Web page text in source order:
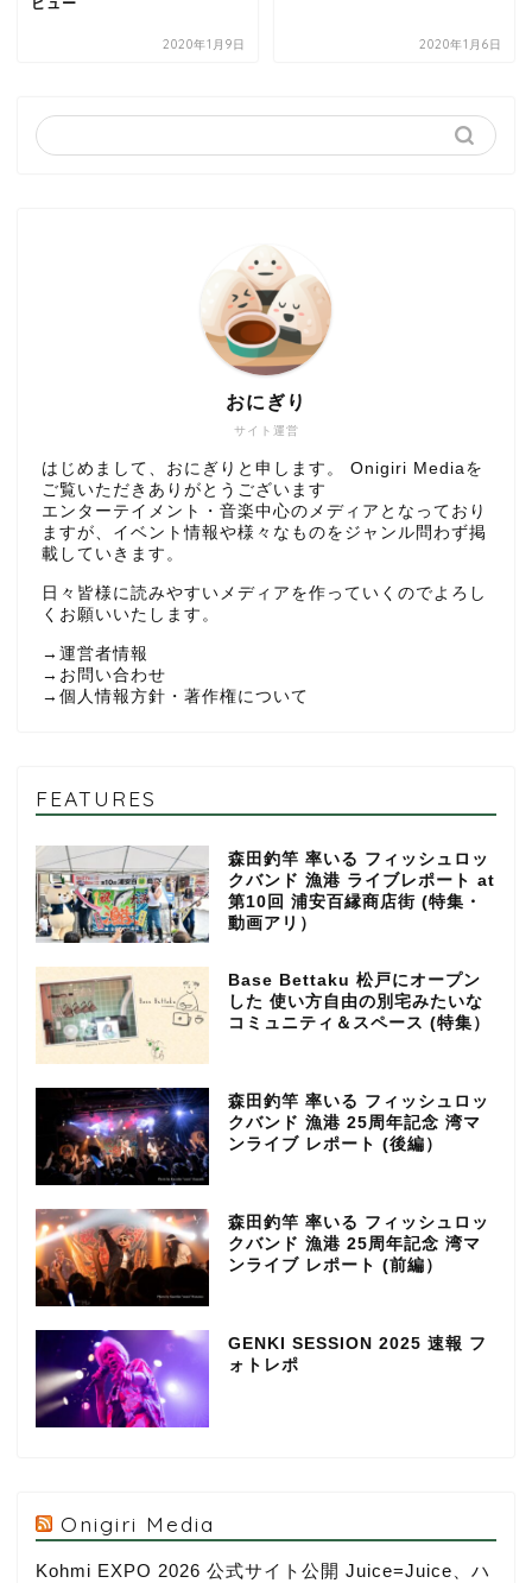
ビュー
2020年1月9日 2020年1月6日
サイト運営
おにぎり
はじめまして、おにぎりと申します。 Onigiri Mediaを
ご覧いただきありがとうございます
エンターテイメント・音楽中心のメディアとなっており
ますが、イベント情報や様々なものをジャンル問わず掲
載していきます。
日々皆様に読みやすいメディアを作っていくのでよろし
くお願いいたします。
→ 運営者情報
→ お問い合わせ
→ 個人情報方針・著作権について
FEATURES
森田釣竿 率いる フィッシュロッ
クバンド 漁港 ライブレポート at
第10回 浦安百縁商店街 (特集・
動画アリ）
Base Bettaku 松戸にオープン
した 使い方自由の別宅みたいな
コミュニティ＆スペース (特集）
森田釣竿 率いる フィッシュロッ
クバンド 漁港 25周年記念 湾マ
ンライブ レポート (後編）
森田釣竿 率いる フィッシュロッ
クバンド 漁港 25周年記念 湾マ
ンライブ レポート (前編）
GENKI SESSION 2025 速報 フ
ォトレポ
Onigiri Media
Kohmi EXPO 2026 公式サイト公開 Juice=Juice、ハ